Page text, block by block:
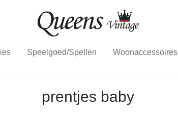
Speelgoed/Spellen Woonaccessoires
prentjes baby